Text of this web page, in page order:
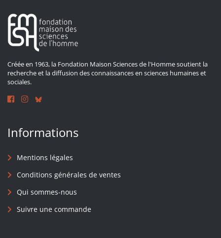
Créée en 1963, la Fondation Maison Sciences de l'Homme soutient la
recherche et la diffusion des connaissances en sciences humaines et
sociales.
Informations
Mentions légales
Conditions générales de ventes
Qui sommes-nous
Suivre une commande